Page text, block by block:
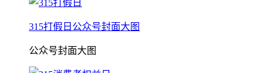
315打假日公众号封面大图
公众号封面大图